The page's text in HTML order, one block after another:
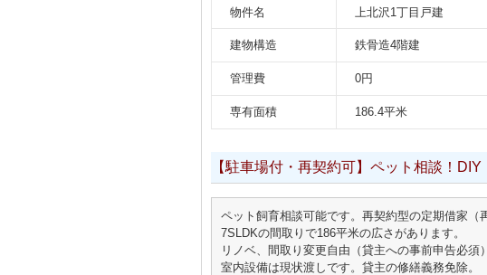
物件名 上北沢1丁目戸建
建物構造 鉄骨造4階建
管理費 0円
専有面積 186.4平米
【駐車場付・再契約可】ペット相談！
ペット飼育相談可能です。再契約型の定期借家（
7SLDKの間取りで186平米の広さがあります。
リノベ、間取り変更自由（貸主への事前申告必須）
室内設備は現状渡しです。貸主の修繕義務免除。